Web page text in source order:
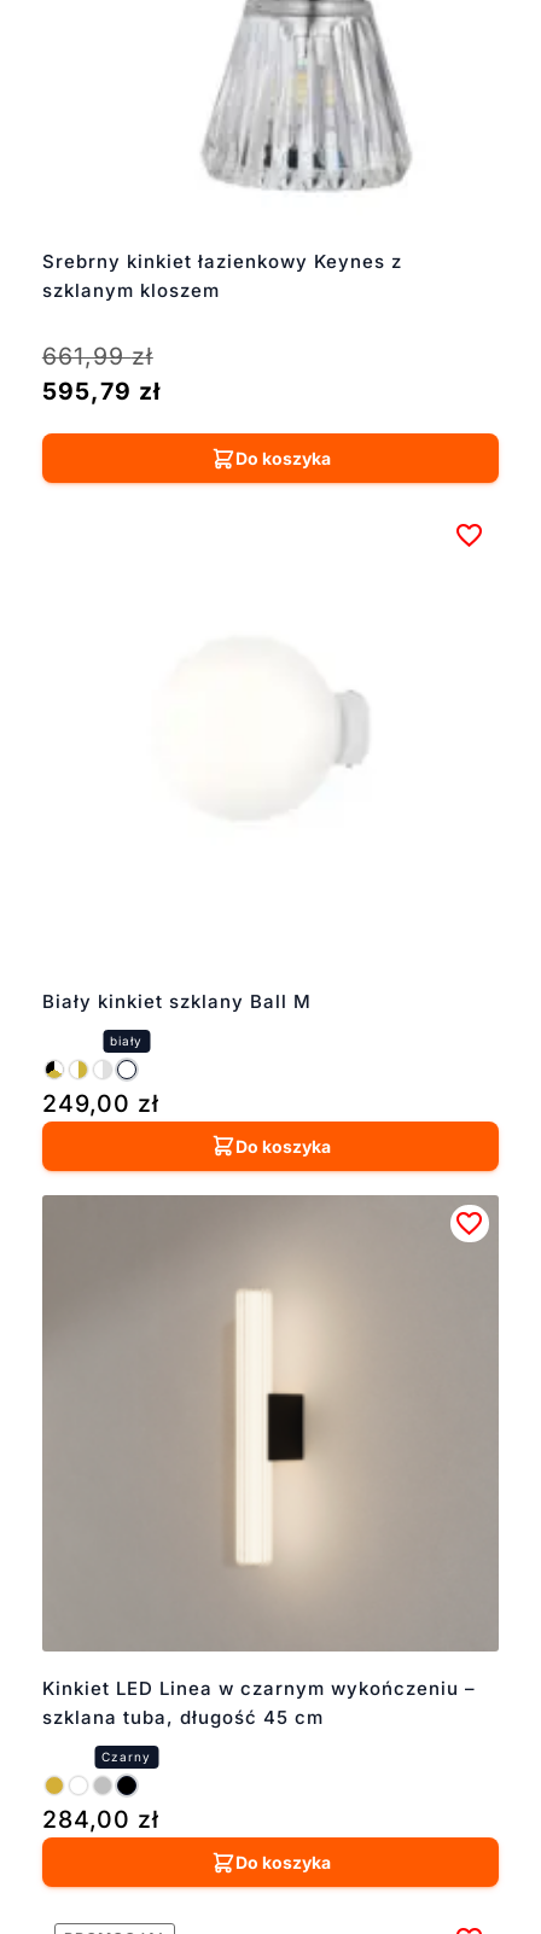
Srebrny kinkiet łazienkowy Keynes z
szklanym kloszem
661,99zł
595,79 zł
Do koszyka
Biały kinkiet szklany Ball M
249,00 zł
Do koszyka
Kinkiet LED Linea w czarnym wykończeniu –
szklana tuba, długość 45 cm
284,00 zł
Do koszyka